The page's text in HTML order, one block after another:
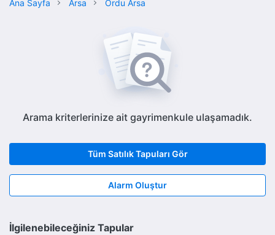
Ana Sayfa Arsa Ordu Arsa
Arama kriterlerinize ait gayrimenkule ulaşamadık.
Tüm Satılık Tapuları Gör
Alarm Oluştur
İlgilenebileceğiniz Tapular